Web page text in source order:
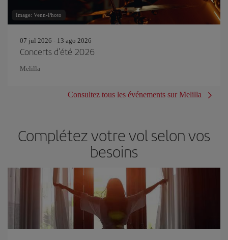
Image: Venn-Photo
07 jul 2026 - 13 ago 2026
Concerts d'été 2026
Melilla
Consultez tous les événements sur Melilla
Complétez votre vol selon vos
besoins